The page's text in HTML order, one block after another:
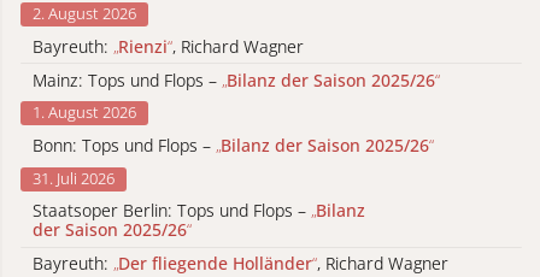
2. August 2026
Bayreuth: „Rienzi“, Richard Wagner
Mainz: Tops und Flops – „Bilanz der Saison 2025/26“
1. August 2026
Bonn: Tops und Flops – „Bilanz der Saison 2025/26“
31. Juli 2026
Staatsoper Berlin: Tops und Flops – „Bilanz
der Saison 2025/26“
Bayreuth: „Der fliegende Holländer“, Richard Wagner